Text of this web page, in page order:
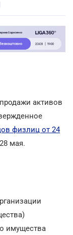
активов
физлиц от 24
28 мая.
имущества